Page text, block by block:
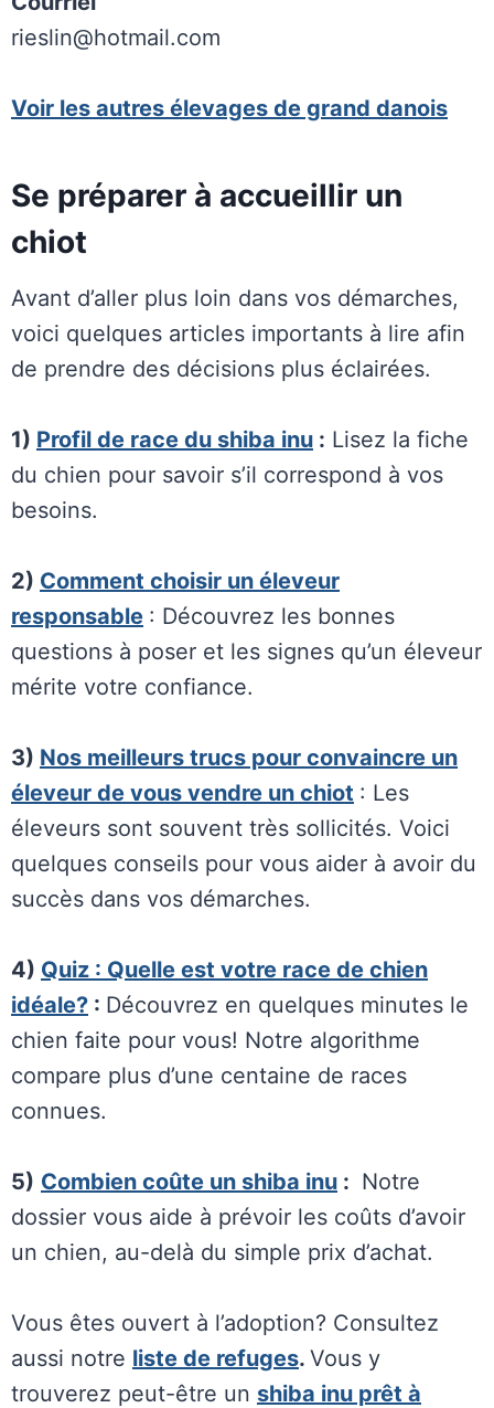
rieslin@hotmail.com
Voir les autres élevages de grand danois
Se préparer à accueillir un
chiot
Avant d’aller plus loin dans vos démarches,
voici quelques articles importants à lire afin
de prendre des décisions plus éclairées.
1) Profil de race du shiba inu : Lisez la fiche
du chien pour savoir s’il correspond à vos
besoins.
2) Comment choisir un éleveur
responsable : Découvrez les bonnes
questions à poser et les signes qu’un éleveur
mérite votre confiance.
3) Nos meilleurs trucs pour convaincre un
éleveur de vous vendre un chiot : Les
éleveurs sont souvent très sollicités. Voici
quelques conseils pour vous aider à avoir du
succès dans vos démarches.
4) Quiz : Quelle est votre race de chien
idéale? : Découvrez en quelques minutes le
chien faite pour vous! Notre algorithme
compare plus d’une centaine de races
connues.
5) Combien coûte un shiba inu : Notre
dossier vous aide à prévoir les coûts d’avoir
un chien, au-delà du simple prix d’achat.
Vous êtes ouvert à l’adoption? Consultez
aussi notre liste de refuges. Vous y
trouverez peut-être un shiba inu prêt à